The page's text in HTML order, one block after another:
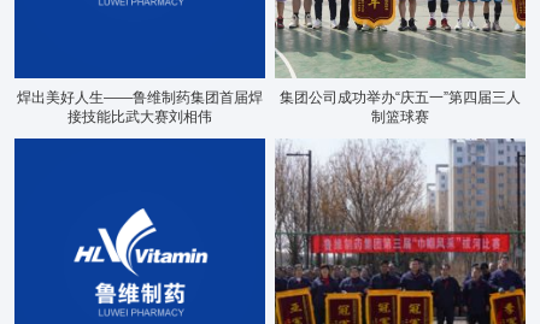
焊出美好人生——鲁维制药集团首届焊
接技能比武大赛刘相伟
集团公司成功举办“庆五一”第四届三人
制篮球赛
产品展示 企业文化
联系我们